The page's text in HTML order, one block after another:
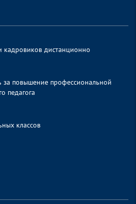
дистанционно
за повышение профессиональной
педагога
классов